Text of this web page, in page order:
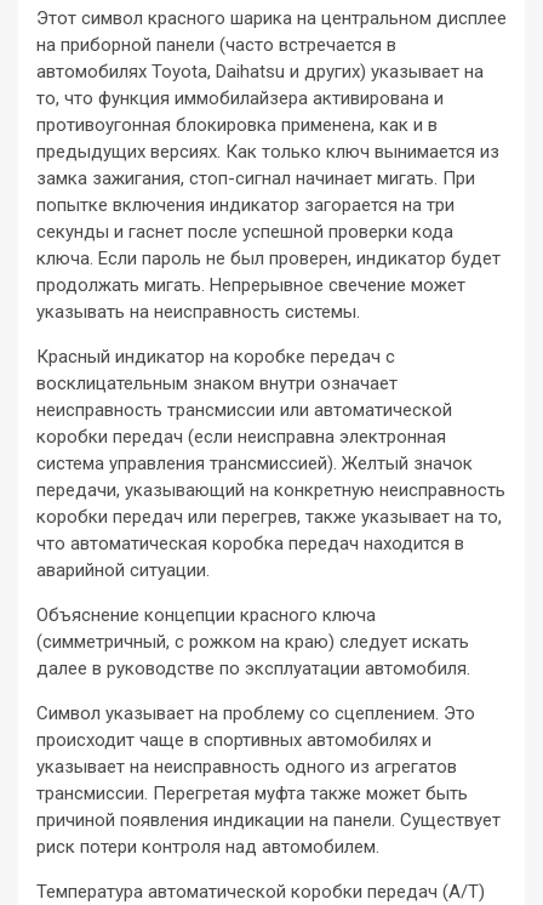
Этот символ красного шарика на центральном дисплее
на приборной панели (часто встречается в
автомобилях Toyota, Daihatsu и других) указывает на
то, что функция иммобилайзера активирована и
противоугонная блокировка применена, как и в
предыдущих версиях. Как только ключ вынимается из
замка зажигания, стоп-сигнал начинает мигать. При
попытке включения индикатор загорается на три
секунды и гаснет после успешной проверки кода
ключа. Если пароль не был проверен, индикатор будет
продолжать мигать. Непрерывное свечение может
указывать на неисправность системы.
Красный индикатор на коробке передач с
восклицательным знаком внутри означает
неисправность трансмиссии или автоматической
коробки передач (если неисправна электронная
система управления трансмиссией). Желтый значок
передачи, указывающий на конкретную неисправность
коробки передач или перегрев, также указывает на то,
что автоматическая коробка передач находится в
аварийной ситуации.
Объяснение концепции красного ключа
(симметричный, с рожком на краю) следует искать
далее в руководстве по эксплуатации автомобиля.
Символ указывает на проблему со сцеплением. Это
происходит чаще в спортивных автомобилях и
указывает на неисправность одного из агрегатов
трансмиссии. Перегретая муфта также может быть
причиной появления индикации на панели. Существует
риск потери контроля над автомобилем.
Температура автоматической коробки передач (A/T)